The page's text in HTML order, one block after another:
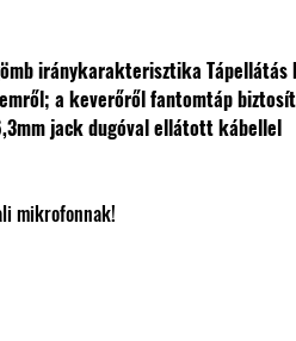
iránykarakterisztika Tápellátás
a keverőről fantomtáp
jack dugóval ellátott kábellel
mikrofonnak!